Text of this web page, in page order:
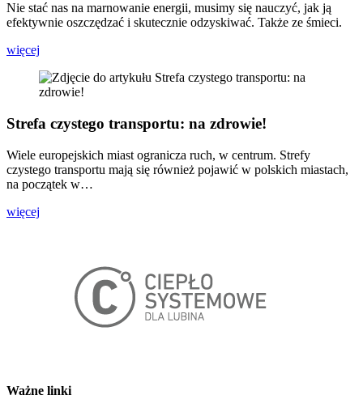
Nie stać nas na marnowanie energii, musimy się nauczyć, jak ją
efektywnie oszczędzać i skutecznie odzyskiwać. Także ze śmieci.
więcej
Strefa czystego transportu: na zdrowie!
Wiele europejskich miast ogranicza ruch, w centrum. Strefy
czystego transportu mają się również pojawić w polskich miastach,
na początek w…
więcej
Ważne linki